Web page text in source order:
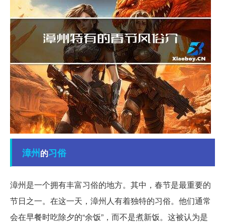
漳州的习俗
漳州是一个拥有丰富习俗的地方。其中，春节是最重要的
节日之一。在这一天，漳州人有着独特的习俗。他们通常
会在早餐时吃除夕的“余饭”，而不是煮新饭。这被认为是